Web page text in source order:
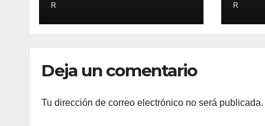
laborales
R R
Deja un comentario
Tu dirección de correo electrónico no será publicada.